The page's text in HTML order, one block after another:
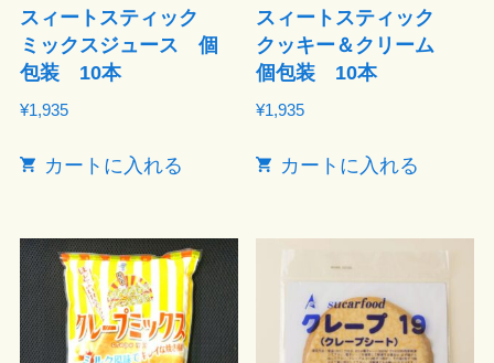
スィートスティック
ミックスジュース 個
包装 10本
¥1,935
カートに入れる
スィートスティック
クッキー＆クリーム
個包装 10本
¥1,935
カートに入れる